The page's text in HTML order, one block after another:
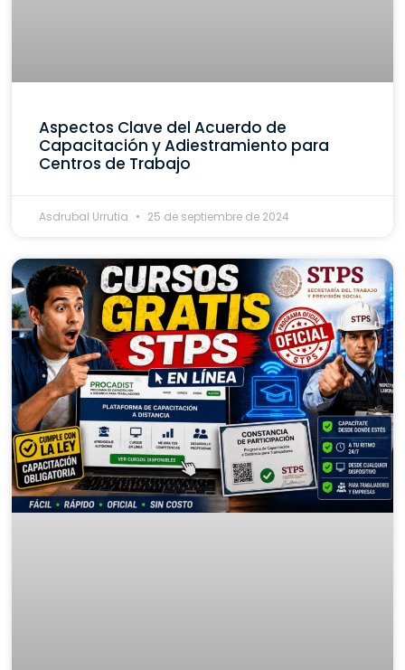
Aspectos Clave del Acuerdo de
Capacitación y Adiestramiento para
Centros de Trabajo
Asdrubal Urrutia 25 de septiembre de 2024